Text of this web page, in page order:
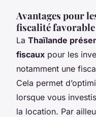
Avantages pour
fiscalité
La Thaïlande
fiscaux pour les
notamment une
Cela permet
lorsque vous
la location. Par